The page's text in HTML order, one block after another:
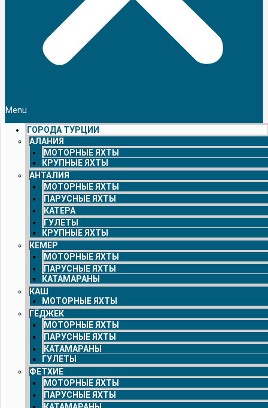
Menu
ГОРОДА ТУРЦИИ
АЛАНИЯ
МОТОРНЫЕ ЯХТЫ
КРУПНЫЕ ЯХТЫ
АНТАЛИЯ
МОТОРНЫЕ ЯХТЫ
ПАРУСНЫЕ ЯХТЫ
КАТЕРА
ГУЛЕТЫ
КРУПНЫЕ ЯХТЫ
КЕМЕР
МОТОРНЫЕ ЯХТЫ
ПАРУСНЫЕ ЯХТЫ
КАТАМАРАНЫ
КАШ
МОТОРНЫЕ ЯХТЫ
ГЁДЖЕК
МОТОРНЫЕ ЯХТЫ
ПАРУСНЫЕ ЯХТЫ
КАТАМАРАНЫ
ГУЛЕТЫ
ФЕТХИЕ
МОТОРНЫЕ ЯХТЫ
ПАРУСНЫЕ ЯХТЫ